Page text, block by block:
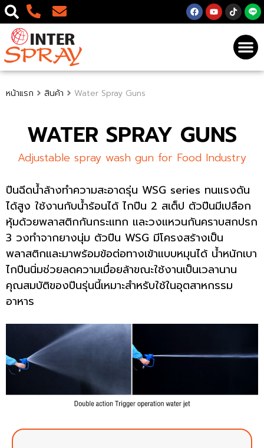
หน้าแรก สินค้า Water Spray Guns
WATER SPRAY GUNS
Adjustable spray wash gun for Food Industry
ปืนฉีดน้ำล้างทำความสะอาดรุ่น WSG series ทนแรงดัน
ได้สูง ใช้งานกับน้ำร้อนได้ ไกปืน 2 สเต็ป ตัวปืนมีเปลือก
หุ้มด้วยพลาสติกกันกระแทก และวงแหวนกันคราบสกปรก
3 วงทำจากยางนุ่ม ตัวปืน WSG มีโครงสร้างเป็น
พลาสติกและมาพร้อมข้อต่อทางเข้าแบบหมุนได้ น้ำหนักเบา
ไกปืนนิ่มช่วยลดความเมื่อยล้าขณะใช้งานเป็นเวลานาน
คุณสมบัติของปืนรุ่นนี้เหมาะสำหรับใช้ในอุตสาหกรรม
อาหาร